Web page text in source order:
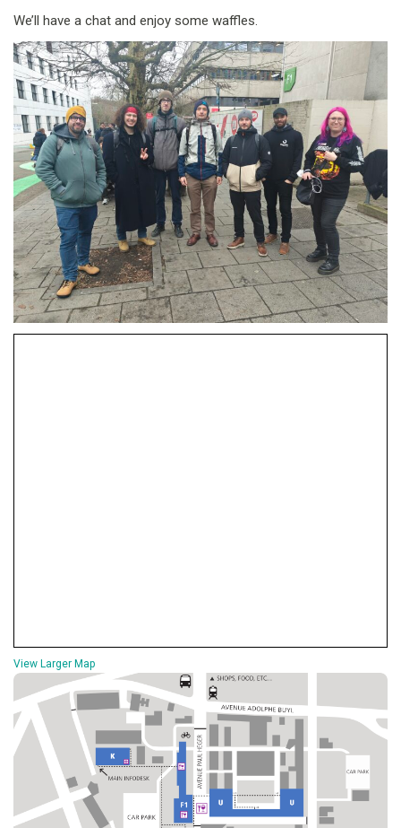
We’ll have a chat and enjoy some waffles.
View Larger Map